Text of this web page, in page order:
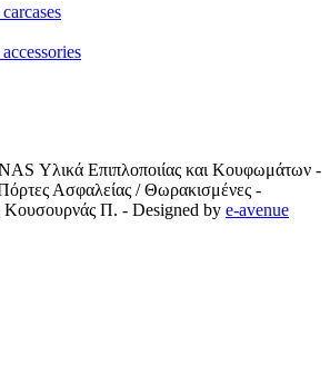
Υλικά Επιπλοποιίας και Κουφωμάτων -
Ασφαλείας / Θωρακισμένες -
Κουσουρνάς Π. - Designed by e-avenue